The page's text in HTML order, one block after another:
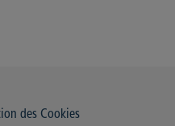
des Cookies